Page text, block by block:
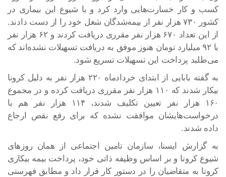
کسب و کار خسارت‌هایی وارد کرد و با شیوع این بیماری در
کشور ۷۳۰ هزار نفر از بیمه‌شدگان شغل خود را از دست دادند.
از این تعداد ۶۷۰ هزار نفر مقرری دریافت کردند و ۶۲ هزار نفر
با ۹۲ میلیارد تومان هنوز موفق به دریافت تسهیلات نشده‌اند که
می‌طلبد پرداخت این تسهیلات تسریع شود.
به گفته بابایی از ابتدای خردادماه ۲۲۰ هزار نفر به دلیل کرونا
بیکار شدند که ۱۱۰ هزار نفر مقرری دریافت کرده و در مجموع
۱۶۰ هزار نفر تعیین تکلیف شدند، ۱۱۴ هزار نفر هم با
درخواست‌هایشان موافقت نشده که برای رفع نقص ارجاع
داده شدند.
به گزارش ایسنا، سازمان تامین اجتماعی از همان روزهای
شیوع کرونا و بر اساس وظیفه ذاتی خود، پرداخت بیمه بیکاری
کرونا به متقاضیان را در دستور کار قرار داد و مطابق فهرستی